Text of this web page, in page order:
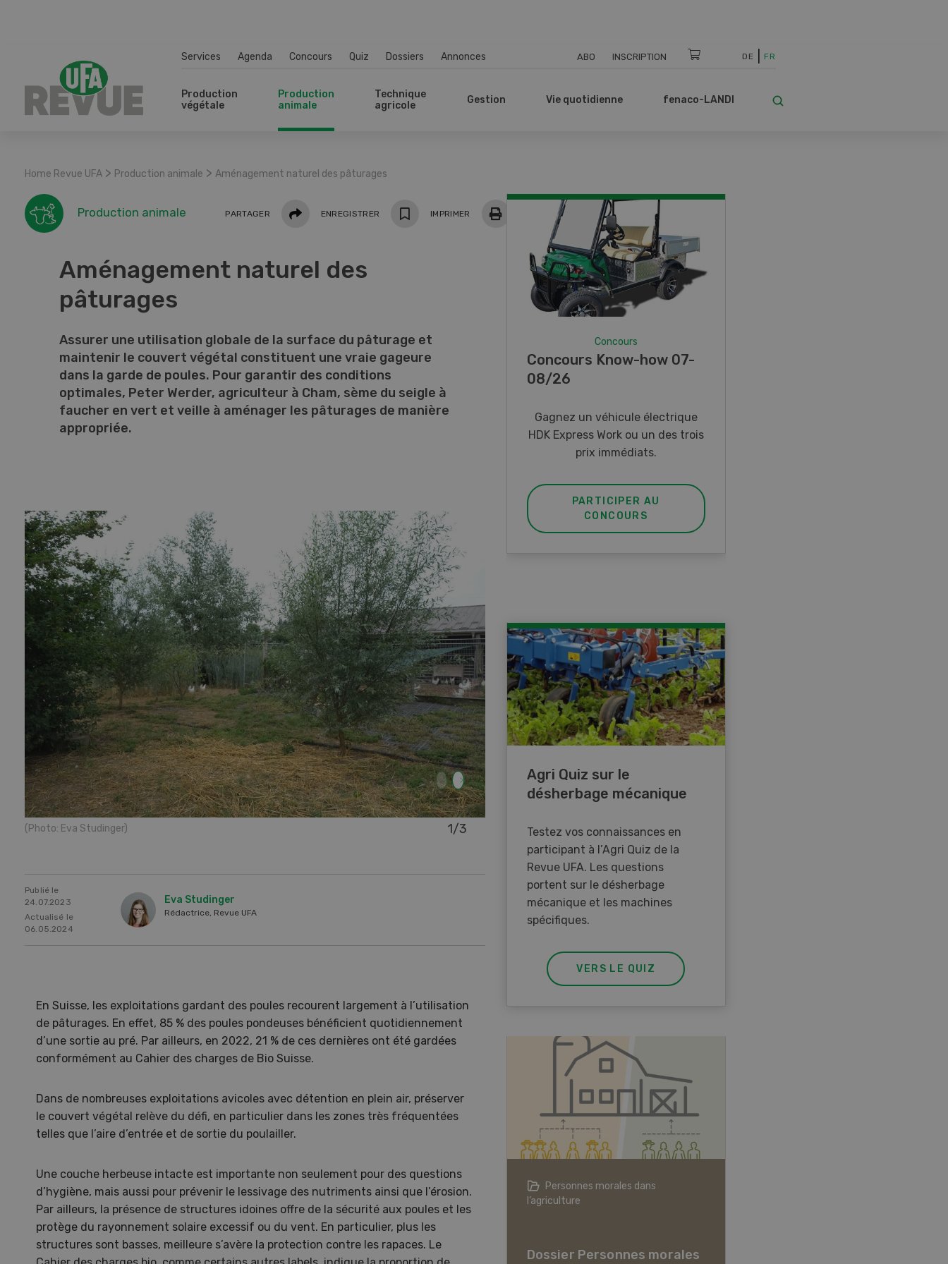
Services Agenda Concours Quiz Dossiers Annonces ABO INSCRIPTION DE FR
Production
végétale
Production
animale
Technique
agricole
Gestion Vie quotidienne fenaco-LANDI
Home Revue UFA > Production animale > Aménagement naturel des pâturages
Production animale PARTAGER PartagerENREGISTRER IMPRIMER
Aménagement naturel des
pâturages
Assurer une utilisation globale de la surface du pâturage et
maintenir le couvert végétal constituent une vraie gageure
dans la garde de poules. Pour garantir des conditions
optimales, Peter Werder, agriculteur à Cham, sème du seigle à
faucher en vert et veille à aménager les pâturages de manière
appropriée.
(Photo: Eva Studinger)
La zone proche du poulailler sur le pâturage de Peter Werder est
recouverte de divers arbustes, d’arbres ainsi que de seigle à faucher
(Photo: Eva Studinger)
1/3
Publié le
24.07.2023
Actualisé le
06.05.2024
Eva Studinger
Rédactrice, Revue UFA
En Suisse, les exploitations gardant des poules recourent largement à l’utilisation
de pâturages. En effet, 85 % des poules pondeuses bénéficient quotidiennement
d’une sortie au pré. Par ailleurs, en 2022, 21 % de ces dernières ont été gardées
conformément au Cahier des charges de Bio Suisse.
Dans de nombreuses exploitations avicoles avec détention en plein air, préserver
le couvert végétal relève du défi, en particulier dans les zones très fréquentées
telles que l’aire d’entrée et de sortie du poulailler.
Une couche herbeuse intacte est importante non seulement pour des questions
d’hygiène, mais aussi pour prévenir le lessivage des nutriments ainsi que l’érosion.
Par ailleurs, la présence de structures idoines offre de la sécurité aux poules et les
protège du rayonnement solaire excessif ou du vent. En particulier, plus les
structures sont basses, meilleure s’avère la protection contre les rapaces. Le
Concours
Concours Know-how 07-
08/26
Gagnez un véhicule électrique
HDK Express Work ou un des trois
prix immédiats.
PARTICIPER AU
CONCOURS
Agri Quiz sur le
désherbage mécanique
Testez vos connaissances en
participant à l’Agri Quiz de la
Revue UFA. Les questions
portent sur le désherbage
mécanique et les machines
spécifiques.
VERS LE QUIZ
Une ferme entre de nouvelles
mains
Une ferme entre de
L’agriculture à l’ère du changement
Dossier L’agriculture à l’ère
du changement climatique
Personnes morales dans
l’agriculture
Dossier Personnes morales